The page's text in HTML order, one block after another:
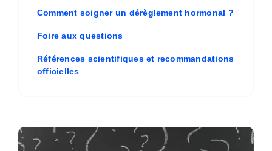
Comment soigner un dérèglement hormonal ?
Foire aux questions
Références scientifiques et recommandations
officielles